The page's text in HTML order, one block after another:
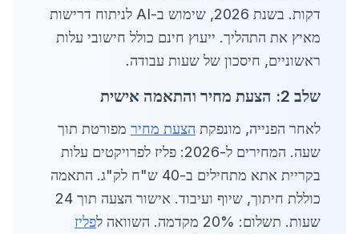
דקות. בשנת 2026, שימוש ב-AI לניתוח דרישות
מאיץ את התהליך. ייעוץ חינם כולל חישובי עלות
ראשוניים, חיסכון של שעות עבודה.
שלב 2: הצעת מחיר והתאמה אישית
לאחר הפנייה, מונפקת הצעת מחיר מפורטת תוך
שעה. המחירים ל-2026: פליז לפרויקטים עלות
בקריית אתא מתחילים ב-40 ש"ח לק"ג. התאמה
כוללת חיתוך, שיוף ועיבוד. אישור הצעה תוך 24
שעות. תשלום: 20% מקדמה. השוואה ל
פליז